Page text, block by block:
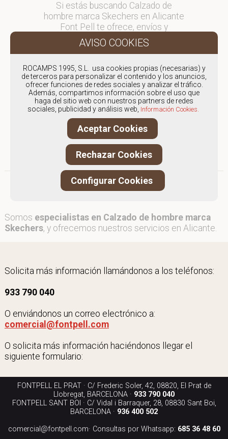
Si estás buscando Calzado de
hombre marca Skechers en Alicante
Font Pell te ofrece, envíos y
devoluciones gratuítos a Península y
Baleares, para otros destinos
en comercial@fontpell.com.
Los envíos a Alicante gestionados
entre semana se entregarán en
menos de 48 horas; los pedidos
realizados en fin de semana, el
producto se enviará a partir del
lunes.
Somos especialistas en Calzado de hombre marca
Skechers, y ofrecemos nuestros servicios en Alicante.
Solicita más información llamándonos a los teléfonos:
933 790 040
O enviándonos un correo electrónico a:
comercial@fontpell.com
O solicita más información haciéndonos llegar el
siguiente formulario:
FONTPELL EL PRAT · C/ Frederic Soler, 42, 08820, El Prat de
Llobregat, BARCELONA · 933 790 040
FONTPELL SANT BOI · C/ Vidal i Barraquer, 28, 08830 Sant Boi,
BARCELONA · 936 400 502
comercial@fontpell.com· Consultas por Whatsapp: 685 36 48 60
ROCAMPS 1995, S.L. usa cookies propias (necesarias) y
de terceros para personalizar el contenido y los anuncios,
ofrecer funciones de redes sociales y analizar el tráfico.
Además, compartimos información sobre el uso que
haga del sitio web con nuestros partners de redes
sociales, publicidad y análisis web, Información Cookies.
Aceptar Cookies
Rechazar Cookies
Configurar Cookies